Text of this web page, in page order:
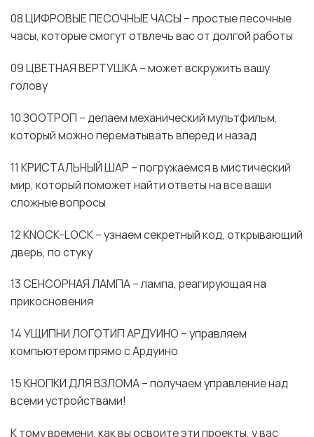
08 ЦИФРОВЫЕ ПЕСОЧНЫЕ ЧАСЫ – простые песочные
часы, которые смогут отвлечь вас от долгой работы
09 ЦВЕТНАЯ ВЕРТУШКА – может вскружить вашу
голову
10 ЗООТРОП – делаем механический мультфильм,
который можно перематывать вперед и назад
11 КРИСТАЛЬНЫЙ ШАР – погружаемся в мистический
мир, который поможет найти ответы на все ваши
сложные вопросы
12 KNOCK-LOCK – узнаем секретный код, открывающий
дверь, по стуку
13 СЕНСОРНАЯ ЛАМПА – лампа, реагирующая на
прикосновения
14 УЩИПНИ ЛОГОТИП АРДУИНО – управляем
компьютером прямо с Ардуино
15 КНОПКИ ДЛЯ ВЗЛОМА – получаем управление над
всеми устройствами!
К тому времени, как вы освоите эти проекты, у вас